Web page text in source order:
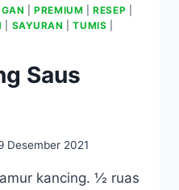
|PREMIUM |RESEP
SAYURAN |TUMIS
Saus
Desember 2021
kancing. ½ ruas